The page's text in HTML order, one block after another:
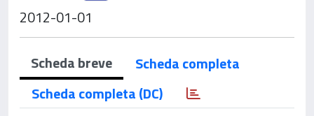
2012-01-01
Scheda breve
Scheda completa
Scheda completa (DC)